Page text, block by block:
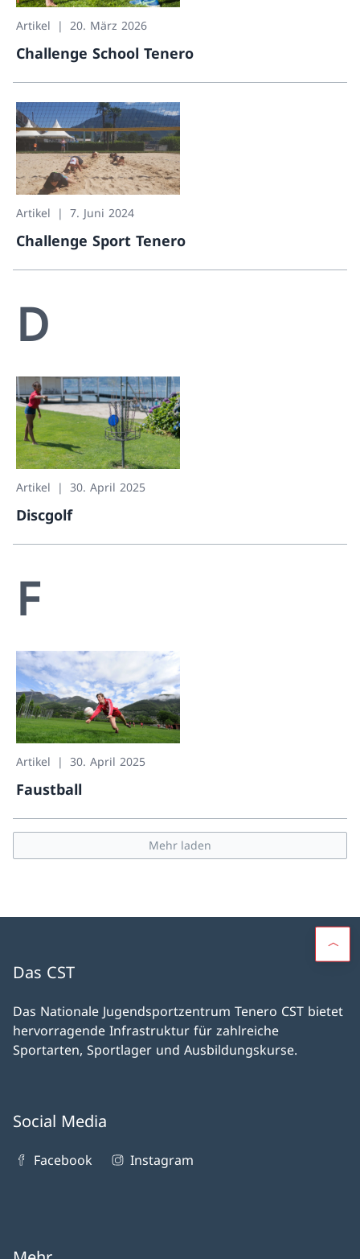
Artikel 20. März 2026
Challenge School Tenero
Challenge School Tenero
Artikel 7. Juni 2024
Challenge Sport Tenero
Challenge Sport Tenero
D
Artikel 30. April 2025
Discgolf
Discgolf
F
Artikel 30. April 2025
Faustball
Faustball
Mehr laden
Das CST
Das Nationale Jugendsportzentrum Tenero CST bietet
hervorragende Infrastruktur für zahlreiche
Sportarten, Sportlager und Ausbildungskurse.
Social Media
Facebook Instagram